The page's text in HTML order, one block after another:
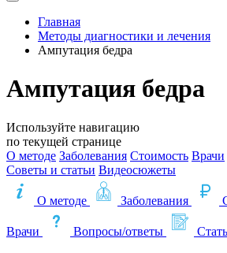
Главная
Методы диагностики и лечения
Ампутация бедра
Ампутация бедра
Используйте навигацию
по текущей странице
О методе Заболевания Стоимость Врачи
Советы и статьи Видеосюжеты
О методе Заболевания
Врачи Вопросы/ответы